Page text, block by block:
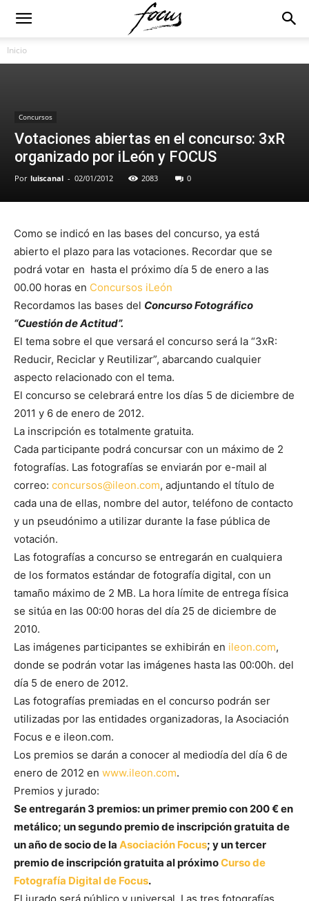
Inicio
Concursos
Votaciones abiertas en el concurso: 3xR
organizado por iLeón y FOCUS
Por luiscanal - 02/01/2012 2083 0
Como se indicó en las bases del concurso, ya está
abierto el plazo para las votaciones. Recordar que se
podrá votar en hasta el próximo día 5 de enero a las
00.00 horas en Concursos iLeón
Recordamos las bases del Concurso Fotográfico
“Cuestión de Actitud”.
El tema sobre el que versará el concurso será la “3xR:
Reducir, Reciclar y Reutilizar”, abarcando cualquier
aspecto relacionado con el tema.
El concurso se celebrará entre los días 5 de diciembre de
2011 y 6 de enero de 2012.
La inscripción es totalmente gratuita.
Cada participante podrá concursar con un máximo de 2
fotografías. Las fotografías se enviarán por e-mail al
correo: concursos@ileon.com, adjuntando el título de
cada una de ellas, nombre del autor, teléfono de contacto
y un pseudónimo a utilizar durante la fase pública de
votación.
Las fotografías a concurso se entregarán en cualquiera
de los formatos estándar de fotografía digital, con un
tamaño máximo de 2 MB. La hora límite de entrega física
se sitúa en las 00:00 horas del día 25 de diciembre de
2010.
Las imágenes participantes se exhibirán en ileon.com,
donde se podrán votar las imágenes hasta las 00:00h. del
día 5 de enero de 2012.
Las fotografías premiadas en el concurso podrán ser
utilizadas por las entidades organizadoras, la Asociación
Focus e e ileon.com.
Los premios se darán a conocer al mediodía del día 6 de
enero de 2012 en www.ileon.com.
Premios y jurado:
Se entregarán 3 premios: un primer premio con 200 € en
metálico; un segundo premio de inscripción gratuita de
un año de socio de la Asociación Focus; y un tercer
premio de inscripción gratuita al próximoCurso de
Fotografía Digital de Focus.